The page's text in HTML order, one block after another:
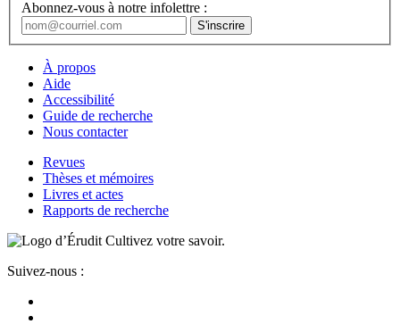
Abonnez-vous à notre infolettre :
À propos
Aide
Accessibilité
Guide de recherche
Nous contacter
Revues
Thèses et mémoires
Livres et actes
Rapports de recherche
Cultivez votre savoir.
Suivez-nous :